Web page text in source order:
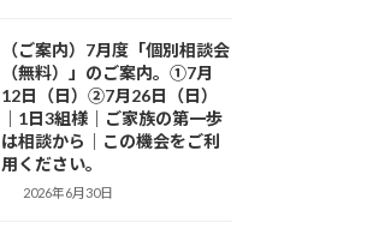
（ご案内）7月度「個別相談会
（無料）」のご案内。①7月
12日（日）②7月26日（日）
｜1日3組様｜ご家族の第一歩
は相談から｜この機会をご利
用ください。
2026年6月30日